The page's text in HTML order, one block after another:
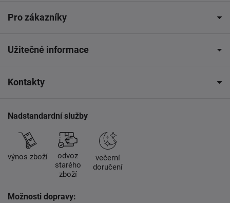
Pro zákazníky
Užitečné informace
Kontakty
Nadstandardní služby
výnos zboží
odvoz
starého
zboží
večerní
doručení
Možnosti dopravy: